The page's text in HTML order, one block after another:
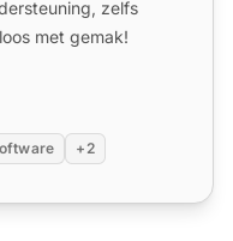
zelfs
met gemak!
+2